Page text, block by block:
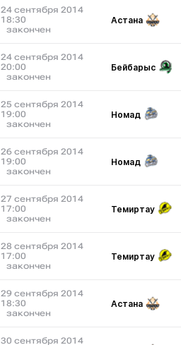
24 сентября 2014
18:30
закончен
Астана
24 сентября 2014
20:00
закончен
Бейбарыс
25 сентября 2014
19:00
закончен
Номад
26 сентября 2014
19:00
закончен
Номад
27 сентября 2014
17:00
закончен
Темиртау
28 сентября 2014
17:00
закончен
Темиртау
29 сентября 2014
18:30
закончен
Астана
30 сентября 2014